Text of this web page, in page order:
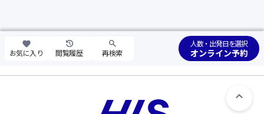
お気に入り 閲覧履歴 再検索
人数・出発日を選択
オンライン予約